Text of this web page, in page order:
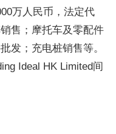
万人民币，法定代
售；摩托车及零配件
发；充电桩销售等。
Ideal HK Limited间